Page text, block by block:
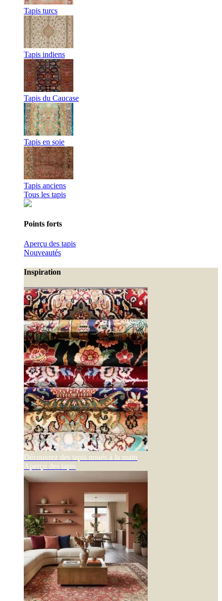
Tapis turcs
Tapis indiens
Tapis du Caucase
Tapis en soie
Tapis anciens
Tous les tapis
Points forts
Aperçu des tapis
Nouveautés
Inspiration
Découvrez des tapis noués à la main
Aperçu des tapis